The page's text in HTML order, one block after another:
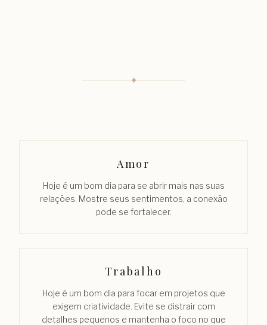
✦
Amor
Hoje é um bom dia para se abrir mais nas suas
relações. Mostre seus sentimentos, a conexão
pode se fortalecer.
Trabalho
Hoje é um bom dia para focar em projetos que
exigem criatividade. Evite se distrair com
detalhes pequenos e mantenha o foco no que